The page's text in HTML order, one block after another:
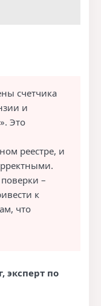
счетчика
и
Это
реестре, и
–
к
что
эксперт по